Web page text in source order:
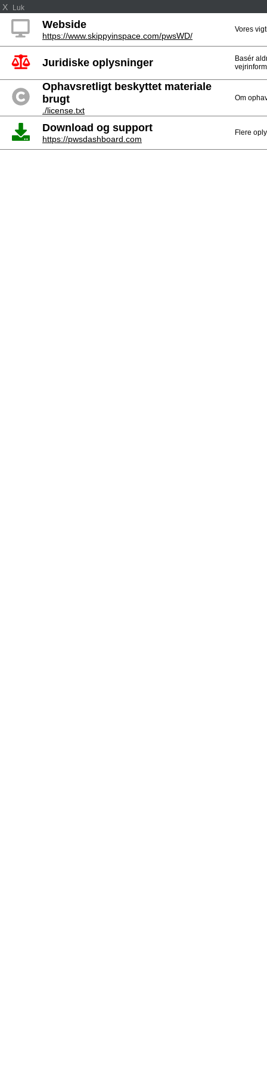
X Luk
Webside
https://www.skippyinspace.com/pwsWD/
Vores
Juridiske oplysninger
Basér
Ophavsretligt beskyttet materiale
brugt
./license.txt
Om
Download og support
https://pwsdashboard.com
Flere